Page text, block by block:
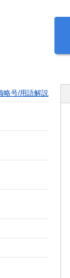
略号/用語解説